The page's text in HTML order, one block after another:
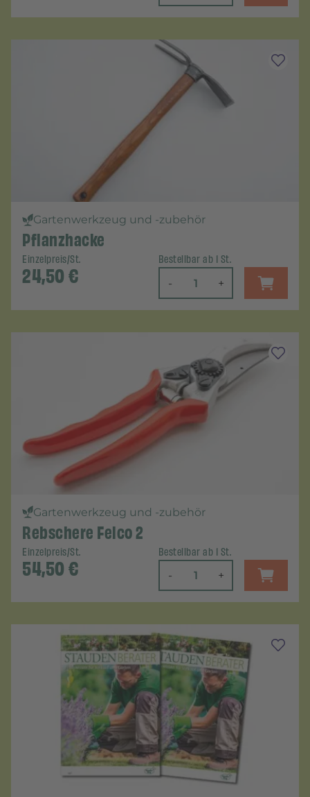
Gartenwerkzeug und -zubehör
Pflanzhacke
Einzelpreis/St.
24,50€
Bestellbar ab 1 St.
- +
Gartenwerkzeug und -zubehör
Rebschere Felco 2
Einzelpreis/St.
54,50€
Bestellbar ab 1 St.
- +